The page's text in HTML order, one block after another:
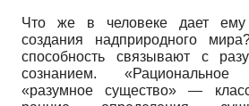
Что же в человеке дает ему
создания надприродного
способность связывают с
сознанием.
«разумное существо» —